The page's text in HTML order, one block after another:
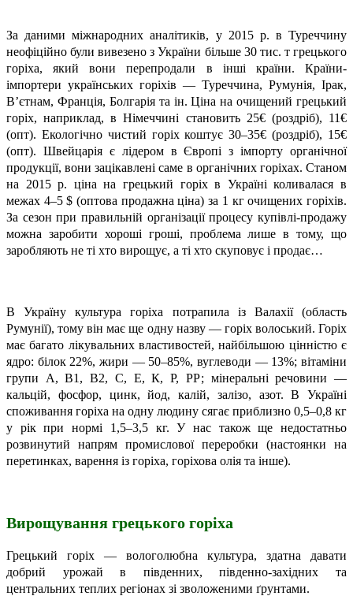
За даними міжнародних аналітиків, у 2015 р. в Туреччину
неофіційно були вивезено з України більше 30 тис. т грецького
горіха, який вони перепродали в інші країни. Країни-
імпортери українських горіхів — Туреччина, Румунія, Ірак,
В’єтнам, Франція, Болгарія та ін. Ціна на очищений грецький
горіх, наприклад, в Німеччині становить 25€ (роздріб), 11€
(опт). Екологічно чистий горіх коштує 30–35€ (роздріб), 15€
(опт). Швейцарія є лідером в Європі з імпорту органічної
продукції, вони зацікавлені саме в органічних горіхах. Станом
на 2015 р. ціна на грецький горіх в Україні коливалася в
межах 4–5 $ (оптова продажна ціна) за 1 кг очищених горіхів.
За сезон при правильній організації процесу купівлі-продажу
можна заробити хороші гроші, проблема лише в тому, що
заробляють не ті хто вирощує, а ті хто скуповує і продає…
В Україну культура горіха потрапила із Валахії (область
Румунії), тому він має ще одну назву — горіх волоський. Горіх
має багато лікувальних властивостей, найбільшою цінністю є
ядро: білок 22%, жири — 50–85%, вуглеводи — 13%; вітаміни
групи А, В1, В2, С, Е, К, Р, РР; мінеральні речовини —
кальцій, фосфор, цинк, йод, калій, залізо, азот. В Україні
споживання горіха на одну людину сягає приблизно 0,5–0,8 кг
у рік при нормі 1,5–3,5 кг. У нас також ще недостатньо
розвинутий напрям промислової переробки (настоянки на
перетинках, варення із горіха, горіхова олія та інше).
Вирощування грецького горіха
Грецький горіх — вологолюбна культура, здатна давати
добрий урожай в південних, південно-західних та
центральних теплих регіонах зі зволоженими ґрунтами.